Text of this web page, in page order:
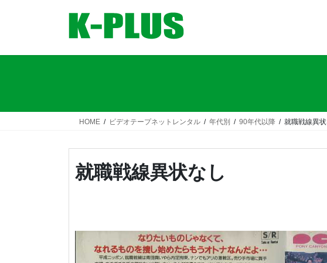
HOME ビデオテープネットレンタル 年代別 90年代以降 就職戦線異状
就職戦線異状なし